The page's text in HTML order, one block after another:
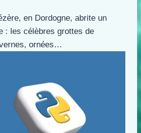
en Dordogne, abrite un
: les célèbres grottes de
ornées…